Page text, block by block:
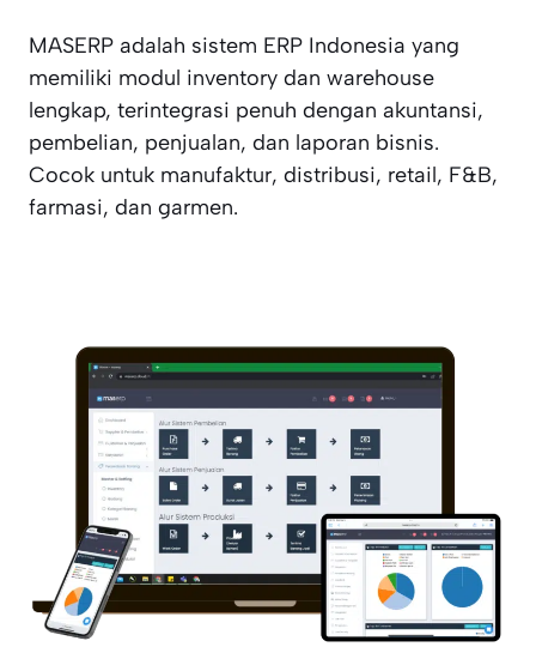
MASERP adalah sistem ERP Indonesia yang
memiliki modul inventory dan warehouse
lengkap, terintegrasi penuh dengan akuntansi,
pembelian, penjualan, dan laporan bisnis.
Cocok untuk manufaktur, distribusi, retail, F&B,
farmasi, dan garmen.